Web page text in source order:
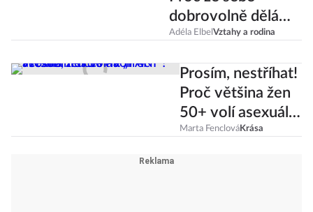
dobrovolně děláme
pipiny?
Adéla ElbelVztahy a rodina
Prosím, nestříhat!
Proč většina žen
50+ volí asexuální
účes na „PANI“?
Marta FenclováKrása